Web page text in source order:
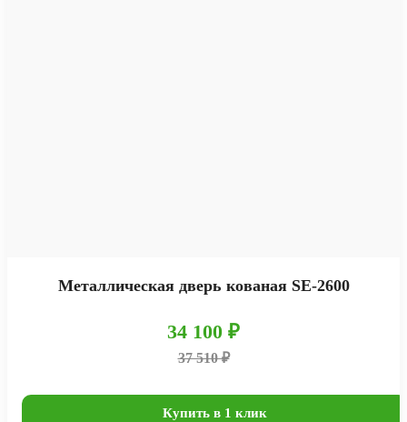
Металлическая дверь кованая SE-2600
34 100 ₽
37 510 ₽
Купить в 1 клик